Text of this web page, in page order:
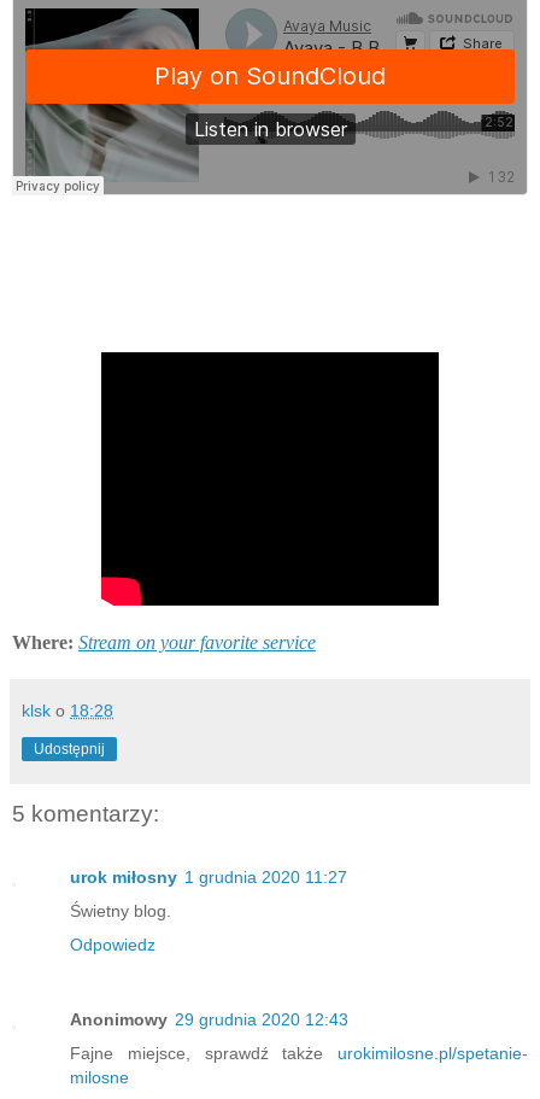
Where: Stream on your favorite service
klsk o 18:28
Udostępnij
5 komentarzy:
urok miłosny 1 grudnia 2020 11:27
Świetny blog.
Odpowiedz
Anonimowy 29 grudnia 2020 12:43
Fajne miejsce, sprawdź także urokimilosne.pl/spetanie-
milosne